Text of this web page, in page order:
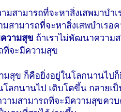
สามารถที่จะหาสิ่งเสพมาบำ
สามารถที่จะหาสิ่งเสพบำเรอ
วามสุข ถ้าเราไม่พัฒนาความ
ที่จะมีความสุข
สุข ก็คือยิ่งอยู่ในโลกนานไป
กนานไป เติบโตขึ้น กลายเ
มสามารถที่จะมีความสุขคว